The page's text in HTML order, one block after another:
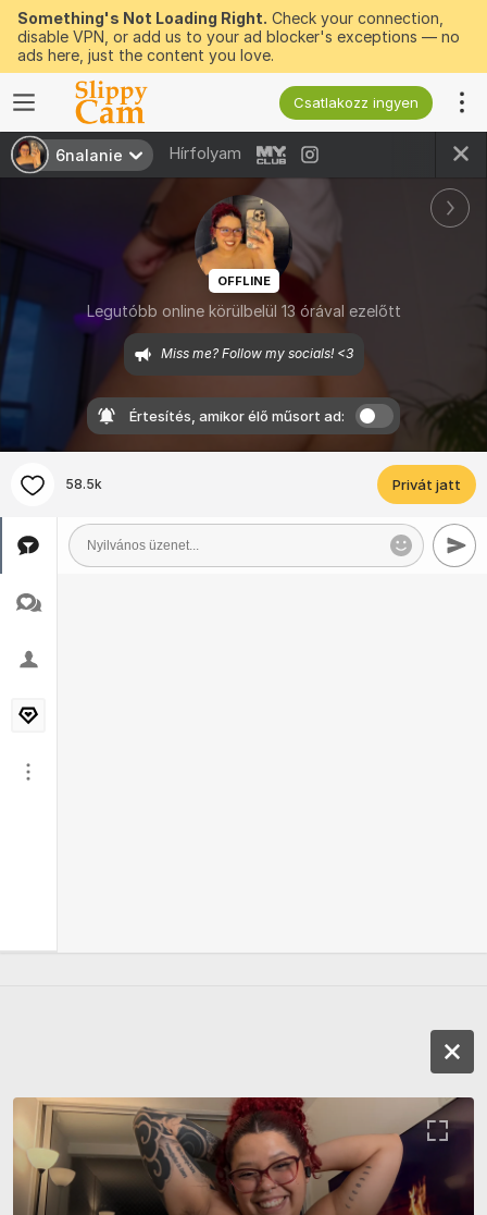
Something's Not Loading Right. Check your connection,
disable VPN, or add us to your ad blocker's exceptions — no
ads here, just the content you love.
Csatlakozz ingyen
6nalanie Hírfolyam
OFFLINE
Legutóbb online körülbelül 13 órával ezelőtt
Miss me? Follow my socials! <3
Értesítés, amikor élő műsort ad:
58.5k Privát jatt